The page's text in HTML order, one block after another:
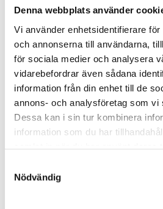
Denna webbplats använder
Vi använder enhetsidentifierare
och annonserna till användarna,
för sociala medier och analysera
vidarebefordrar även sådana
information från din enhet till de
annons- och analysföretag som vi
Dessa kan i sin tur kombinera
information som du har
Nödvändig
fördel är att inbrottsskyddet blir
vädringsluckan och fönster och
Får man bättre
med en
Ja det är en mycket bra lösning för
ventilation i hemmet, vid behov av
Vad har VillaFönster för